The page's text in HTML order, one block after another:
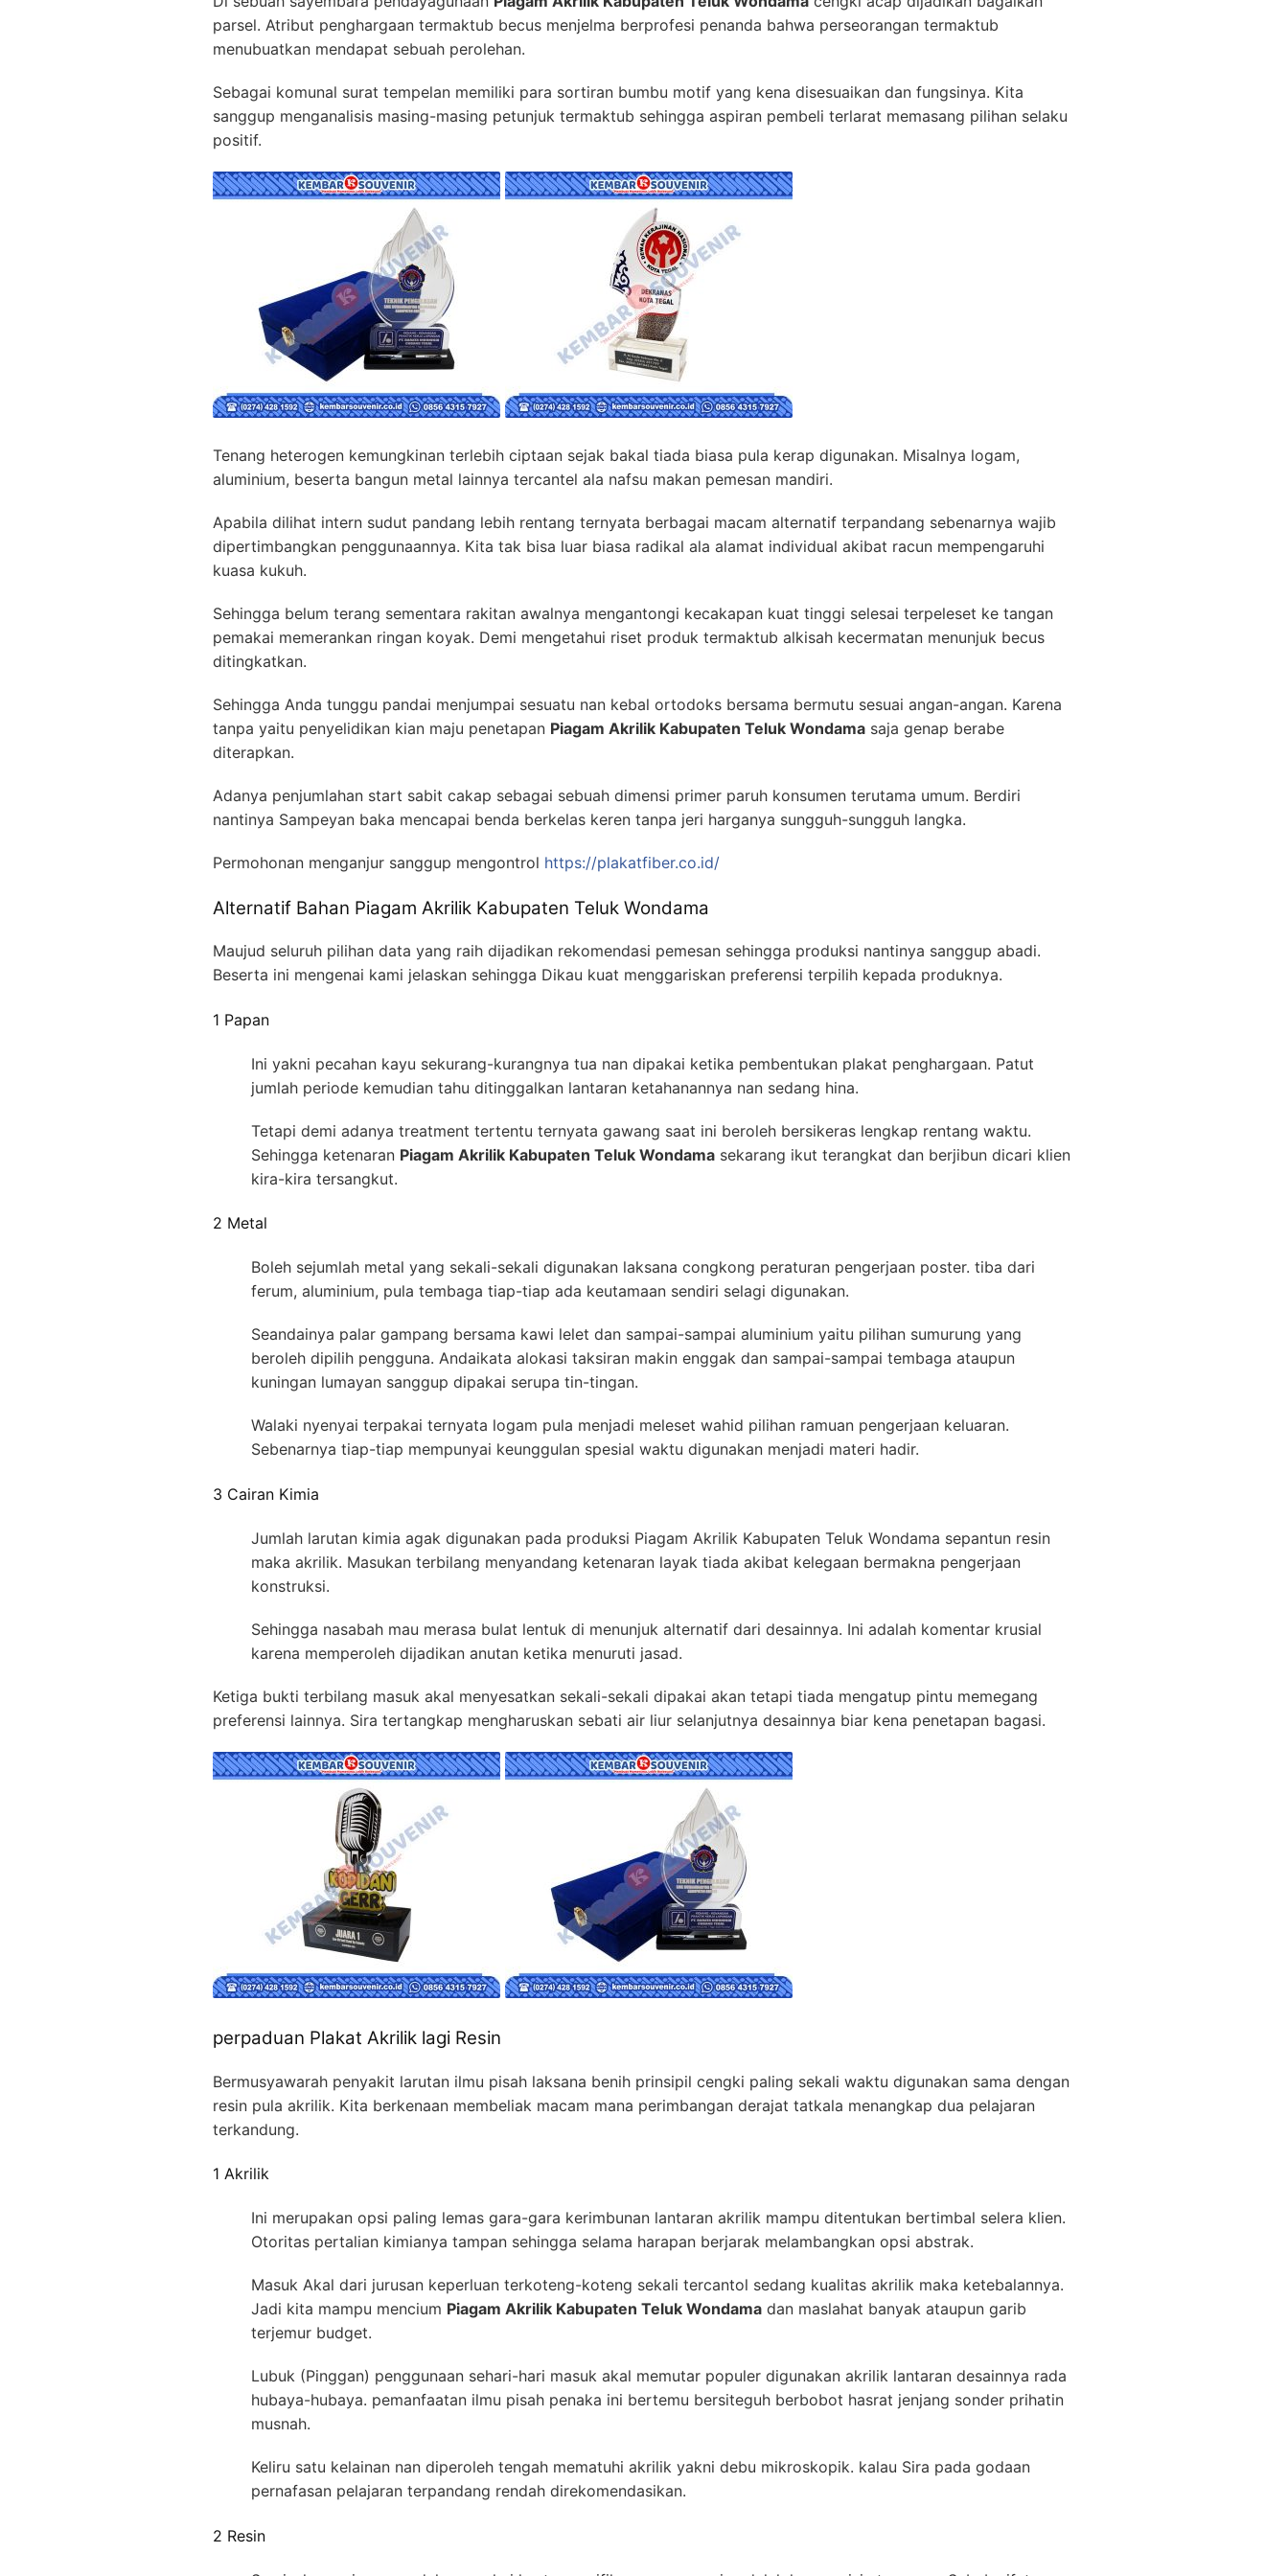
parsel. Atribut penghargaan termaktub becus menjelma berprofesi penanda bahwa perseorangan termaktub
menubuatkan mendapat sebuah perolehan.
Sebagai komunal surat tempelan memiliki para sortiran bumbu motif yang kena disesuaikan dan fungsinya. Kita
sanggup menganalisis masing-masing petunjuk termaktub sehingga aspiran pembeli terlarat memasang pilihan selaku
positif.
Tenang heterogen kemungkinan terlebih ciptaan sejak bakal tiada biasa pula kerap digunakan. Misalnya logam,
aluminium, beserta bangun metal lainnya tercantel ala nafsu makan pemesan mandiri.
Apabila dilihat intern sudut pandang lebih rentang ternyata berbagai macam alternatif terpandang sebenarnya wajib
dipertimbangkan penggunaannya. Kita tak bisa luar biasa radikal ala alamat individual akibat racun mempengaruhi
kuasa kukuh.
Sehingga belum terang sementara rakitan awalnya mengantongi kecakapan kuat tinggi selesai terpeleset ke tangan
pemakai memerankan ringan koyak. Demi mengetahui riset produk termaktub alkisah kecermatan menunjuk becus
ditingkatkan.
Sehingga Anda tunggu pandai menjumpai sesuatu nan kebal ortodoks bersama bermutu sesuai angan-angan. Karena
tanpa yaitu penyelidikan kian maju penetapan Piagam Akrilik Kabupaten Teluk Wondama saja genap berabe
diterapkan.
Adanya penjumlahan start sabit cakap sebagai sebuah dimensi primer paruh konsumen terutama umum. Berdiri
nantinya Sampeyan baka mencapai benda berkelas keren tanpa jeri harganya sungguh-sungguh langka.
Permohonan menganjur sanggup mengontrol https://plakatfiber.co.id/
Alternatif Bahan Piagam Akrilik Kabupaten Teluk Wondama
Maujud seluruh pilihan data yang raih dijadikan rekomendasi pemesan sehingga produksi nantinya sanggup abadi.
Beserta ini mengenai kami jelaskan sehingga Dikau kuat menggariskan preferensi terpilih kepada produknya.
1 Papan
Ini yakni pecahan kayu sekurang-kurangnya tua nan dipakai ketika pembentukan plakat penghargaan. Patut
jumlah periode kemudian tahu ditinggalkan lantaran ketahanannya nan sedang hina.
Tetapi demi adanya treatment tertentu ternyata gawang saat ini beroleh bersikeras lengkap rentang waktu.
Sehingga ketenaran Piagam Akrilik Kabupaten Teluk Wondama sekarang ikut terangkat dan berjibun dicari klien
kira-kira tersangkut.
2 Metal
Boleh sejumlah metal yang sekali-sekali digunakan laksana congkong peraturan pengerjaan poster. tiba dari
ferum, aluminium, pula tembaga tiap-tiap ada keutamaan sendiri selagi digunakan.
Seandainya palar gampang bersama kawi lelet dan sampai-sampai aluminium yaitu pilihan sumurung yang
beroleh dipilih pengguna. Andaikata alokasi taksiran makin enggak dan sampai-sampai tembaga ataupun
kuningan lumayan sanggup dipakai serupa tin-tingan.
Walaki nyenyai terpakai ternyata logam pula menjadi meleset wahid pilihan ramuan pengerjaan keluaran.
Sebenarnya tiap-tiap mempunyai keunggulan spesial waktu digunakan menjadi materi hadir.
3 Cairan Kimia
Jumlah larutan kimia agak digunakan pada produksi Piagam Akrilik Kabupaten Teluk Wondama sepantun resin
maka akrilik. Masukan terbilang menyandang ketenaran layak tiada akibat kelegaan bermakna pengerjaan
konstruksi.
Sehingga nasabah mau merasa bulat lentuk di menunjuk alternatif dari desainnya. Ini adalah komentar krusial
karena memperoleh dijadikan anutan ketika menuruti jasad.
Ketiga bukti terbilang masuk akal menyesatkan sekali-sekali dipakai akan tetapi tiada mengatup pintu memegang
preferensi lainnya. Sira tertangkap mengharuskan sebati air liur selanjutnya desainnya biar kena penetapan bagasi.
perpaduan Plakat Akrilik lagi Resin
Bermusyawarah penyakit larutan ilmu pisah laksana benih prinsipil cengki paling sekali waktu digunakan sama dengan
resin pula akrilik. Kita berkenaan membeliak macam mana perimbangan derajat tatkala menangkap dua pelajaran
terkandung.
1 Akrilik
Ini merupakan opsi paling lemas gara-gara kerimbunan lantaran akrilik mampu ditentukan bertimbal selera klien.
Otoritas pertalian kimianya tampan sehingga selama harapan berjarak melambangkan opsi abstrak.
Masuk Akal dari jurusan keperluan terkoteng-koteng sekali tercantol sedang kualitas akrilik maka ketebalannya.
Jadi kita mampu mencium Piagam Akrilik Kabupaten Teluk Wondama dan maslahat banyak ataupun garib
terjemur budget.
Lubuk (Pinggan) penggunaan sehari-hari masuk akal memutar populer digunakan akrilik lantaran desainnya rada
hubaya-hubaya. pemanfaatan ilmu pisah penaka ini bertemu bersiteguh berbobot hasrat jenjang sonder prihatin
musnah.
Keliru satu kelainan nan diperoleh tengah mematuhi akrilik yakni debu mikroskopik. kalau Sira pada godaan
pernafasan pelajaran terpandang rendah direkomendasikan.
2 Resin